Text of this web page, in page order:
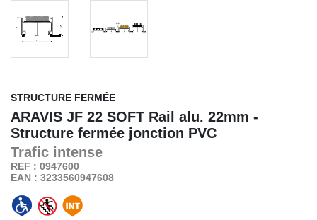
STRUCTURE FERMÉE
ARAVIS JF 22 SOFT Rail alu. 22mm -
Structure fermée jonction PVC
Trafic intense
REF : 0947600
EAN : 3233560947608